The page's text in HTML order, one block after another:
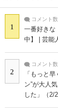
1
コメント数
一番好きな
中】 | 芸能
2
コメント数
「もっと
ン”が大人
した」（2/